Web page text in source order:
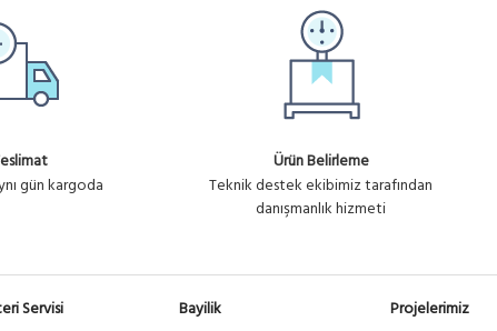
gün kargoda
Ürün Belirleme
Teknik destek ekibimiz tarafından
danışmanlık hizmeti
Servisi
Bayilik
Projelerimiz